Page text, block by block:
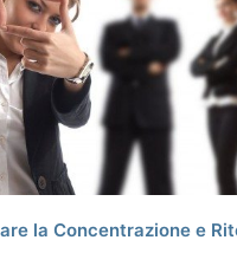
la Concentrazione e